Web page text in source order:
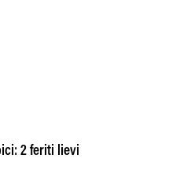
2 feriti lievi